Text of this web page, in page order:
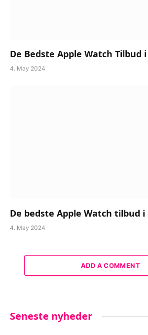
De Bedste Apple Watch Tilbud
4. May 2024
De bedste Apple Watch tilbud i
4. May 2024
ADD A COMMENT
Seneste nyheder